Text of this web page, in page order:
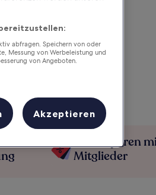
Mehr sparen
Mitglieder
abfragen. Speichern von oder
Messung von Werbeleistung und
von Angeboten.
Akzeptieren